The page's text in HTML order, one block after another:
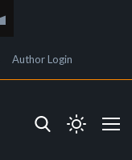
Author Login